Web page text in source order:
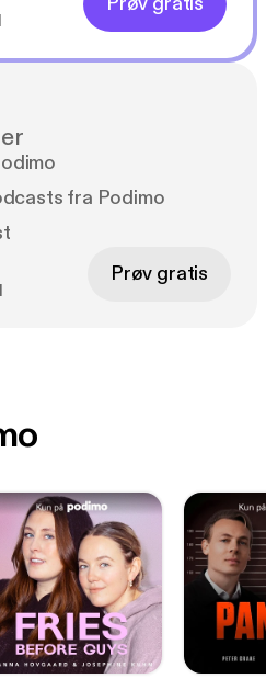
fra Podimo
Prøv gratis